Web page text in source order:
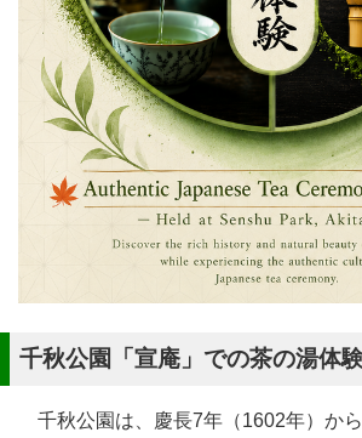
千秋公園「宣庵」での茶の湯体
千秋公園は、慶長7年（1602年）か